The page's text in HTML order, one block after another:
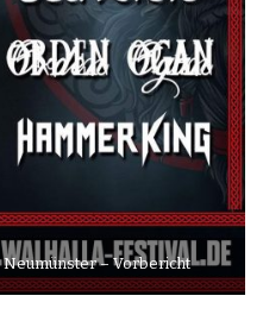
Neumünster – Vorbericht